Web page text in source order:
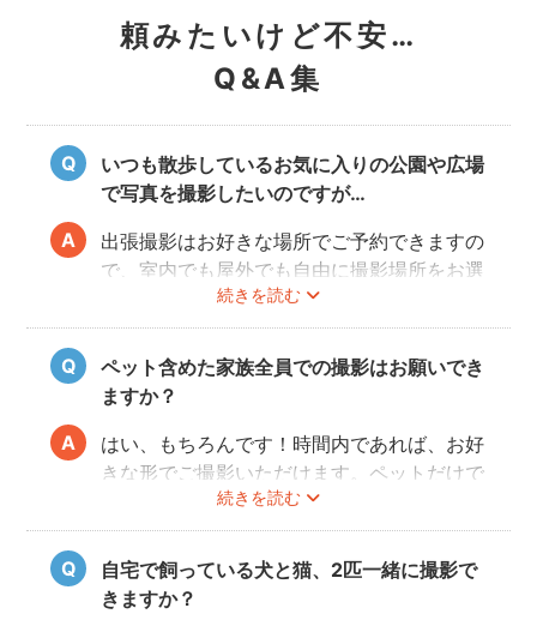
頼みたいけど不安…
Q&A集
いつも散歩しているお気に入りの公園や広場
で写真を撮影したいのですが…
続きを読む
出張撮影はお好きな場所でご予約できますの
で、室内でも屋外でも自由に撮影場所をお選
びいただけます。
しかし、公園や広場によっては「放し飼い」
や「撮影」が禁止の場所もありますので、事
前にご確認をお願いいたします。
ペット含めた家族全員での撮影はお願いでき
ますか？
続きを読む
はい、もちろんです！時間内であれば、お好
きな形でご撮影いただけます。ペットだけで
の撮影も、ご家族での撮影もお好きな形でお
楽しみください。
自宅で飼っている犬と猫、2匹一緒に撮影で
きますか？